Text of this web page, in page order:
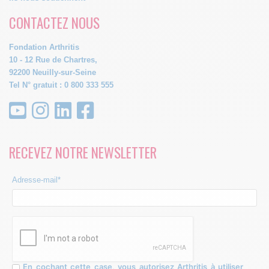
CONTACTEZ NOUS
Fondation Arthritis
10 - 12 Rue de Chartres,
92200 Neuilly-sur-Seine
Tel N° gratuit : 0 800 333 555
RECEVEZ NOTRE NEWSLETTER
Adresse-mail*
En cochant cette case, vous autorisez Arthritis à utiliser